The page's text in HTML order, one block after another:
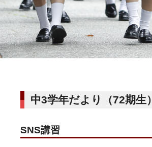
中3学年だより（72期生）
SNS講習